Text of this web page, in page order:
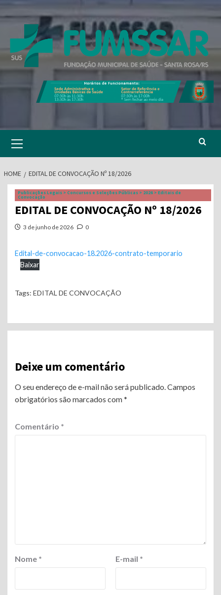
to
Menu
HOME EDITAL DE CONVOCAÇÃO Nº 18/2026
Publicações Legais > Concursos e Seleções Públicas > 2026 > Editais de
Convocação
EDITAL DE CONVOCAÇÃO Nº 18/2026
3 de junho de 2026 0
Edital-de-convocacao-18.2026-contrato-temporario
Baixar
Tags: EDITAL DE CONVOCAÇÃO
Continue
Reading
Deixe um comentário
O seu endereço de e-mail não será publicado. Campos
obrigatórios são marcados com*
Comentário *
Nome * E-mail *